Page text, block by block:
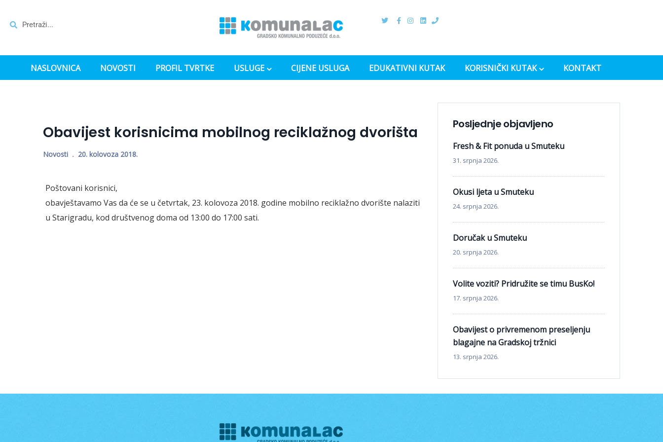
NASLOVNICA NOVOSTI PROFIL TVRTKE USLUGE CIJENE USLUGA EDUKATIVNI KUTAK KORISNIČKI KUTAK KONTAKT
Obavijest korisnicima mobilnog reciklažnog dvorišta
Novosti 20. kolovoza 2018.
Poštovani korisnici,
obavještavamo Vas da će se u četvrtak, 23. kolovoza 2018. godine mobilno reciklažno dvorište nalaziti
u Starigradu, kod društvenog doma od 13:00 do 17:00 sati.
Posljednje objavljeno
Fresh & Fit ponuda u Smuteku
31. srpnja 2026.
Okusi ljeta u Smuteku
24. srpnja 2026.
Doručak u Smuteku
20. srpnja 2026.
Volite voziti? Pridružite se timu BusKo!
17. srpnja 2026.
Obavijest o privremenom preseljenju
blagajne na Gradskoj tržnici
13. srpnja 2026.